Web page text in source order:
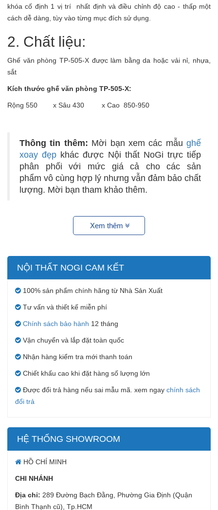
khóa cố định 1 vị trí nhất định và điều chỉnh độ cao - thấp một
cách dễ dàng, tùy vào từng mục đích sử dụng.
2. Chất liệu:
Ghế văn phòng TP-505-X được làm bằng da hoặc vải nỉ, nhựa,
sắt
Kích thước ghế văn phòng TP-505-X:
Rộng 550 x Sâu 430 x Cao 850-950
Thông tin thêm: Mời bạn xem các mẫu ghế
xoay đẹp khác được Nội thất NoGi trực tiếp
phân phối với mức giá cả cho các sản
phẩm vô cùng hợp lý nhưng vẫn đảm bảo chất
lượng. Mời bạn tham khảo thêm.
Xem thêm
NỘI THẤT NOGI CAM KẾT
100% sản phẩm chính hãng từ Nhà Sản Xuất
Tư vấn và thiết kế miễn phí
Chính sách bảo hành 12 tháng
Vận chuyển và lắp đặt toàn quốc
Nhận hàng kiểm tra mới thanh toán
Chiết khấu cao khi đặt hàng số lượng lớn
Được đổi trả hàng nếu sai mẫu mã. xem ngay chính sách
đổi trả
HỆ THỐNG SHOWROOM
HỒ CHÍ MINH
CHI NHÁNH
Địa chỉ: 289 Đường Bạch Đằng, Phường Gia Định (Quận
Bình Thạnh cũ), Tp.HCM